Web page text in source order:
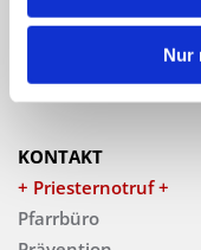
Nur
NAVIGATION
Veranstaltungen
KONTAKT
+ Priesternotruf +
Pfarrbüro